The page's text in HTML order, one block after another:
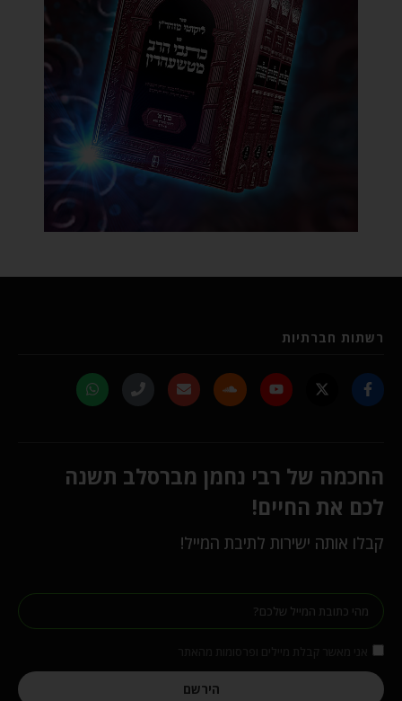
רשתות חברתיות
החכמה של רבי נחמן מברסלב תשנה
לכם את החיים!
קבלו אותה ישירות לתיבת המייל!
הירשם